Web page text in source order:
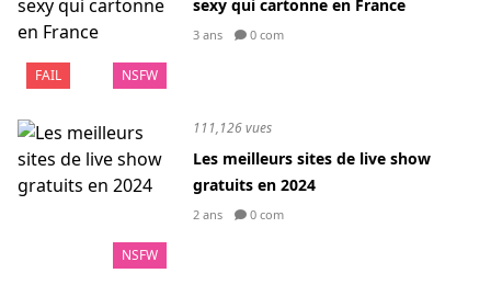
FAIL NSFW
sexy qui cartonne en France
3 ans 0 com
NSFW
111,126 vues
Les meilleurs sites de live show
gratuits en 2024
2 ans 0 com